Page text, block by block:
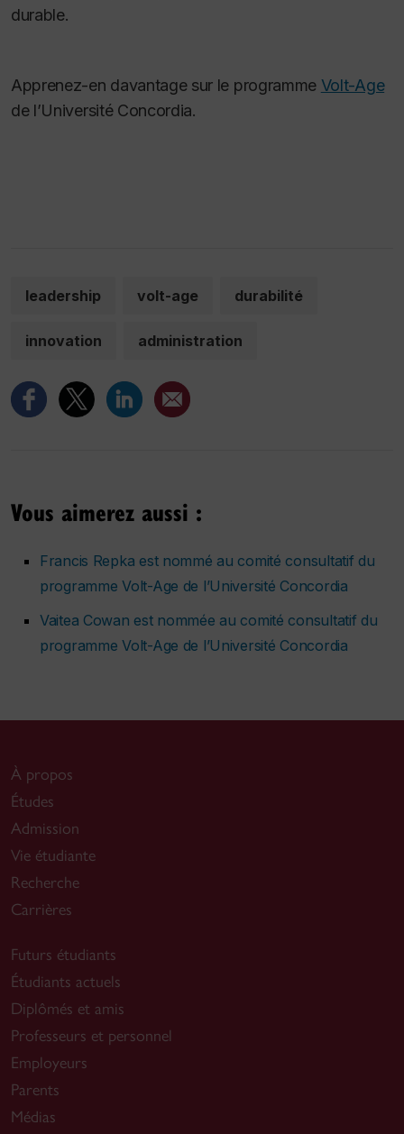
durable.
Apprenez-en davantage sur le programme Volt-Age
de l’Université Concordia.
leadership volt-age durabilité
innovation administration
Vous aimerez aussi :
Francis Repka est nommé au comité consultatif du
programme Volt-Age de l’Université Concordia
Vaitea Cowan est nommée au comité consultatif du
programme Volt-Age de l’Université Concordia
À propos
Études
Admission
Vie étudiante
Recherche
Carrières
Futurs étudiants
Étudiants actuels
Diplômés et amis
Professeurs et personnel
Employeurs
Parents
Médias